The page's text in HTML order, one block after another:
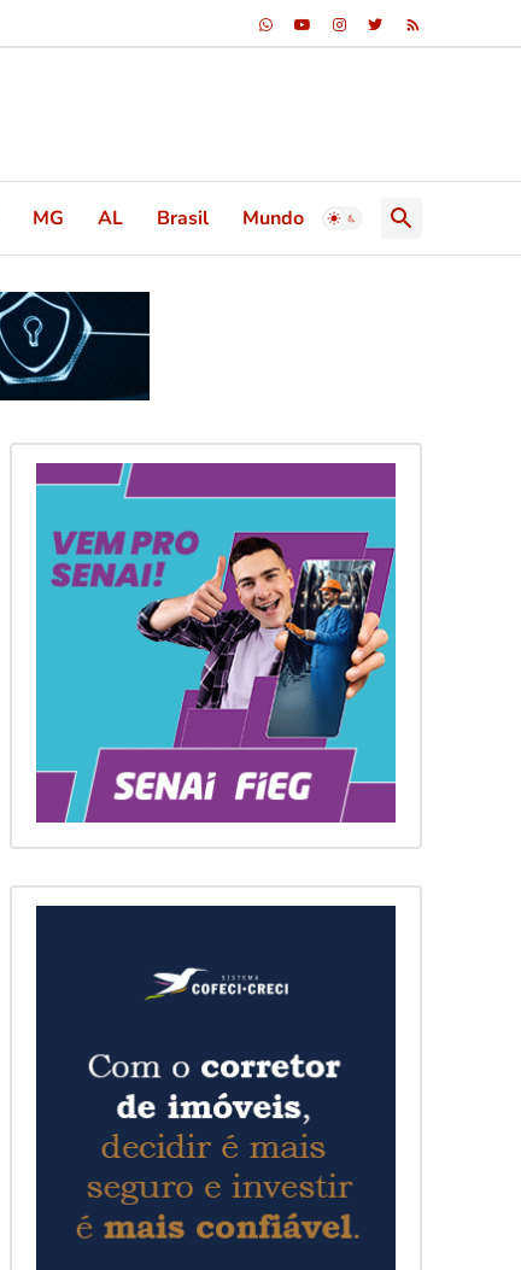
MG AL Brasil Mundo